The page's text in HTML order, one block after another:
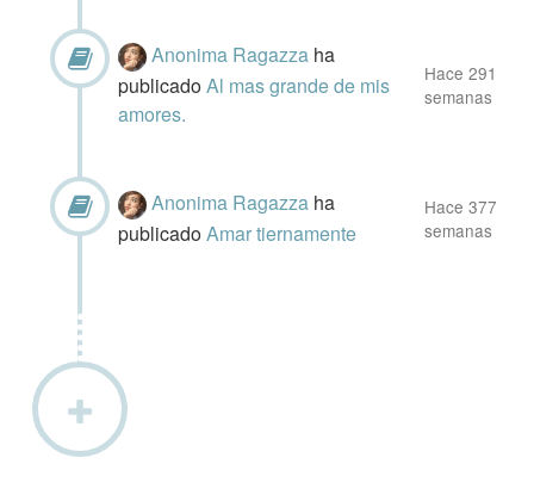
Anonima Ragazza ha
publicadoAl mas grande de mis
amores.
Hace 291
semanas
Anonima Ragazza ha
publicadoAmar tiernamente
Hace 377
semanas